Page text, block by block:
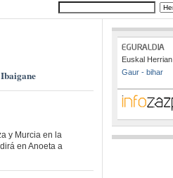
y Murcia en la
en Anoeta a
Euskal Herrian
Gaur - bihar